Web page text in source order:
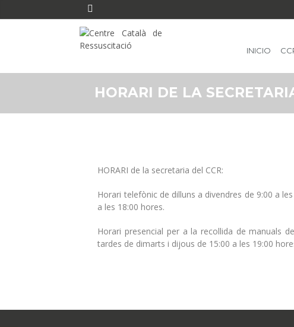
INICIO
HORARI DE LA
HORARI de la secretaria del CCR:
Horari telefònic de dilluns a divendres de 9:00 a
a les 18:00 hores.
Horari presencial per a la recollida de manuals
tardes de dimarts i dijous de 15:00 a les 19:00